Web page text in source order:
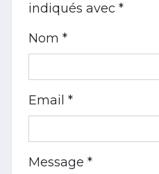
indiqués avec *
Nom *
Email *
Message *